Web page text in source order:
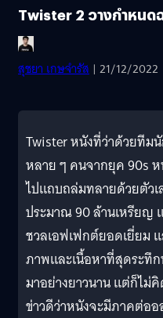
Twister 2 วางกำหน
สุชยา เกษจำรัส | 21/12/2022
Twister หนังที่ว่าด้วยทีม
หลาย ๆ คนจากยุค 90s ห
ไปแถบถล่มทลายด้วยตัว
ประมาณ 90 ล้านเหรียญ
ชวลเอฟเฟกต์ยอดเยี่ยม
ภาพและเนื้อหาที่สุดระทึ
มาอย่างยาวนาน แต่ก็ไม่
ข่าวดีว่าหนังจะมีภาคต่ออ